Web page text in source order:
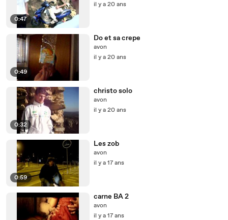
0:47
il y a 20 ans
0:49
Do et sa crepe
avon
il y a 20 ans
0:32
christo solo
avon
il y a 20 ans
0:59
Les zob
avon
il y a 17 ans
carne BA 2
avon
il y a 17 ans